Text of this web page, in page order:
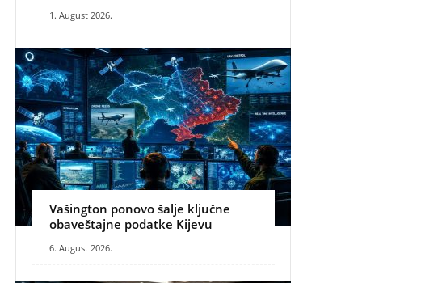
1. August 2026.
Vašington ponovo šalje ključne
obaveštajne podatke Kijevu
6. August 2026.